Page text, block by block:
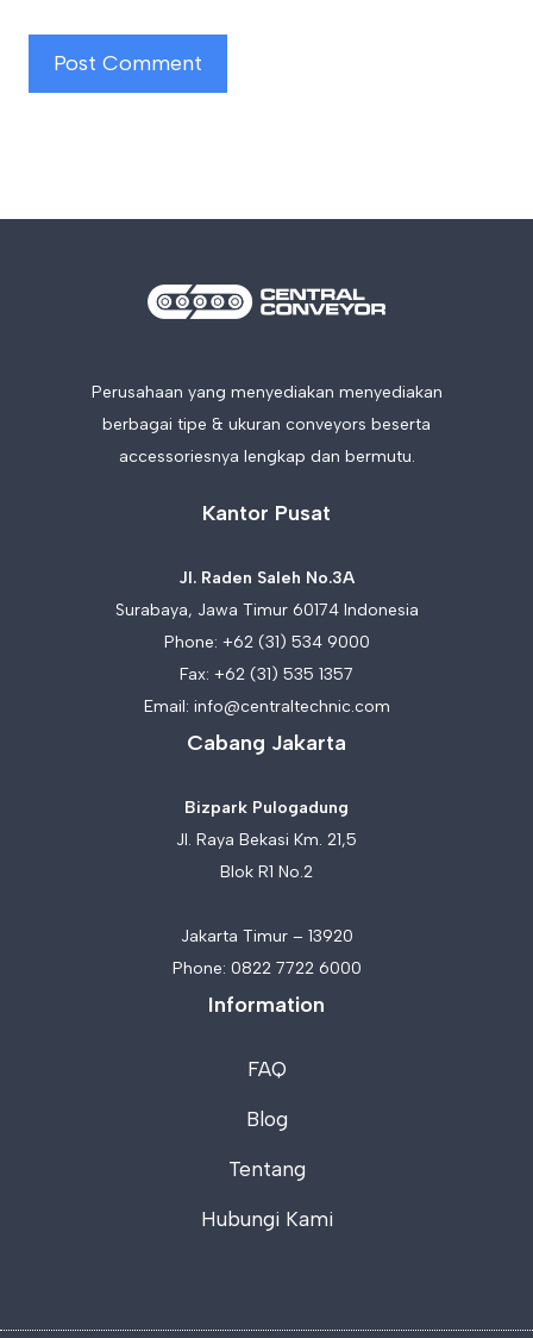
Perusahaan yang menyediakan menyediakan
berbagai tipe & ukuran conveyors beserta
accessoriesnya lengkap dan bermutu.
Kantor Pusat
Jl. Raden Saleh No.3A
Surabaya, Jawa Timur 60174 Indonesia
Phone: +62 (31) 534 9000
Fax: +62 (31) 535 1357
Email: info@centraltechnic.com
Cabang Jakarta
Bizpark Pulogadung
Jl. Raya Bekasi Km. 21,5
Blok R1 No.2
Jakarta Timur – 13920
Phone: 0822 7722 6000
Information
FAQ
Blog
Tentang
Hubungi Kami